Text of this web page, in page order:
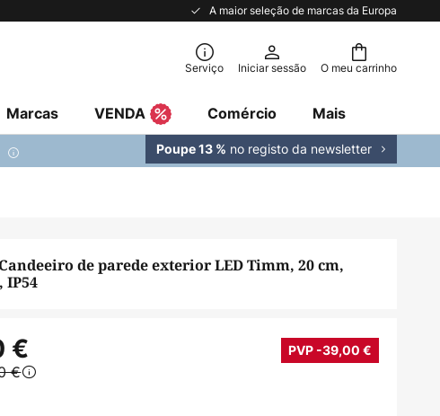
A maior seleção de marcas da Europa
O meu carrinho
Serviço Iniciar sessão
Marcas VENDA Comércio Mais
Poupe 13 % no registo da newsletter
de parede exterior LED Timm, 20 cm,
IP54
€ PVP -39,00 €
€